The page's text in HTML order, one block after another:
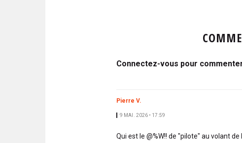
Connectez-vous pour
Pierre V.
9 MAI. 2026 • 17:59
Qui est le @%W!! de "pilote" au volant